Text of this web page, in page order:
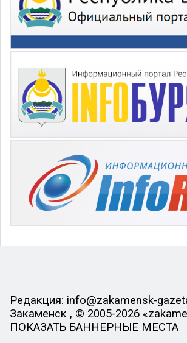
Редакция: info@zakamensk-
Закаменск , © 2005-2026
ПОКАЗАТЬ БАННЕРНЫЕ МЕСТА